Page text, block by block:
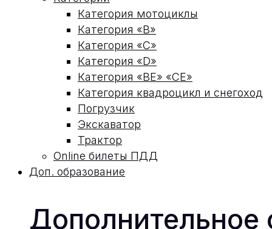
Категория мотоциклы
Категория «В»
Категория «С»
Категория «D»
Категория «ВЕ» «СЕ»
Категория квадроцикл и снегоход
Погрузчик
Экскаватор
Трактор
Online билеты ПДД
Доп. образование
Дополнительное